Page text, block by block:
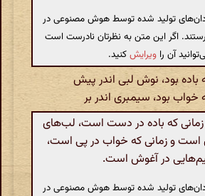
تولید شده توسط هوش مصنوعی در
اگر این متن به نظرتان نادرست است
آن را ویرایشکنید.
بود، نوش لبی اندر پیش
بود، سیمبری اندر بر
که باده در دست است، لب‌های
و زمانی که خواب در پی است،
در آغوش است.
تولید شده توسط هوش مصنوعی در